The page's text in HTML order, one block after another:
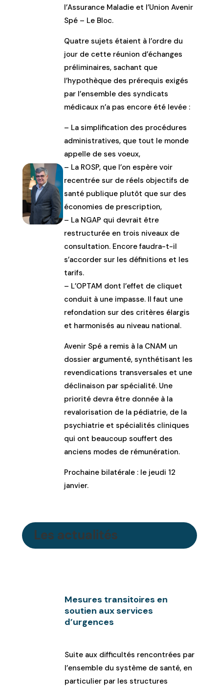
l’Assurance Maladie et l’Union Avenir
Spé – Le Bloc.
Quatre sujets étaient à l’ordre du
jour de cette réunion d’échanges
préliminaires, sachant que
l’hypothèque des prérequis exigés
par l’ensemble des syndicats
médicaux n’a pas encore été levée :
– La simplification des procédures
administratives, que tout le monde
appelle de ses voeux,
– La ROSP, que l’on espère voir
recentrée sur de réels objectifs de
santé publique plutôt que sur des
économies de prescription,
– La NGAP qui devrait être
restructurée en trois niveaux de
consultation. Encore faudra-t-il
s’accorder sur les définitions et les
tarifs.
– L’OPTAM dont l’effet de cliquet
conduit à une impasse. Il faut une
refondation sur des critères élargis
et harmonisés au niveau national.
Avenir Spé a remis à la CNAM un
dossier argumenté, synthétisant les
revendications transversales et une
déclinaison par spécialité. Une
priorité devra être donnée à la
revalorisation de la pédiatrie, de la
psychiatrie et spécialités cliniques
qui ont beaucoup souffert des
anciens modes de rémunération.
Prochaine bilatérale : le jeudi 12
janvier.
Les actualités
Mesures transitoires en
soutien aux services
d’urgences
Suite aux difficultés rencontrées par
l’ensemble du système de santé, en
particulier par les structures